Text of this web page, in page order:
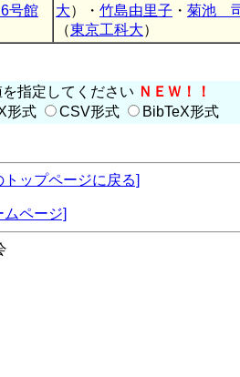
号館
大）・ 竹島由里子 ・ 菊池
（東京工科大）
指定してください ＮＥＷ！！
形式 CSV形式 BibTeX形式
ップページに戻る]
ページ]